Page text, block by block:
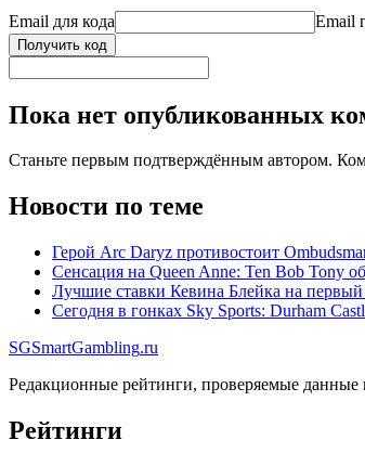
Email для кода Email
Получить код
Пока нет опубликованных
Станьте первым подтверждённым автором.
Новости по теме
Герой Arc Daryz противостоит
Сенсация на Queen Anne: Ten Bob Tony
Лучшие ставки Кевина Блейка на первый
Сегодня в гонках Sky Sports: Durham
SGSmartGambling.ru
Редакционные рейтинги, проверяемые
Рейтинги